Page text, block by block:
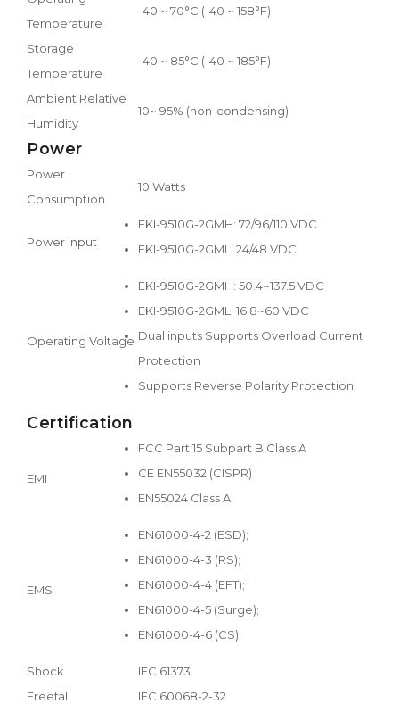
Temperature
-40 ~ 70°C (-40 ~ 158°F)
Storage
Temperature
-40 ~ 85°C (-40 ~ 185°F)
Ambient Relative
Humidity
10~ 95% (non-condensing)
Power
Power
Consumption
10 Watts
Power Input
EKI-9510G-2GMH: 72/96/110 VDC
EKI-9510G-2GML: 24/48 VDC
Operating Voltage
EKI-9510G-2GMH: 50.4~137.5 VDC
EKI-9510G-2GML: 16.8~60 VDC
Dual inputs Supports Overload Current
Protection
Supports Reverse Polarity Protection
Certification
EMI
FCC Part 15 Subpart B Class A
CE EN55032 (CISPR)
EN55024 Class A
EMS
EN61000-4-2 (ESD);
EN61000-4-3 (RS);
EN61000-4-4 (EFT);
EN61000-4-5 (Surge);
EN61000-4-6 (CS)
Shock
IEC 61373
Freefall
IEC 60068-2-32